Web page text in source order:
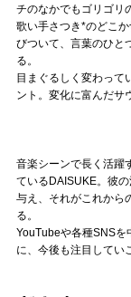
チのなかでもゴリゴリ
歌い手さつき*のどこ
びついて、言葉のひと
る。
目まぐるしく変わって
ント。変化に富んだサ
音楽シーンで長く活躍
ているDAISUKE。彼
与え、それがこれから
る。
YouTubeや各種SNSを
に、今後も注目してい